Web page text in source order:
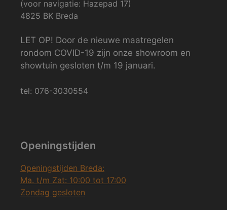
(voor navigatie: Hazepad 17)
4825 BK Breda
LET OP! Door de nieuwe maatregelen
rondom COVID-19 zijn onze showroom en
showtuin gesloten t/m 19 januari.
tel: 076-3030554
Openingstijden
Openingstijden Breda:
Ma. t/m Zat: 10:00 tot 17:00
Zondag gesloten